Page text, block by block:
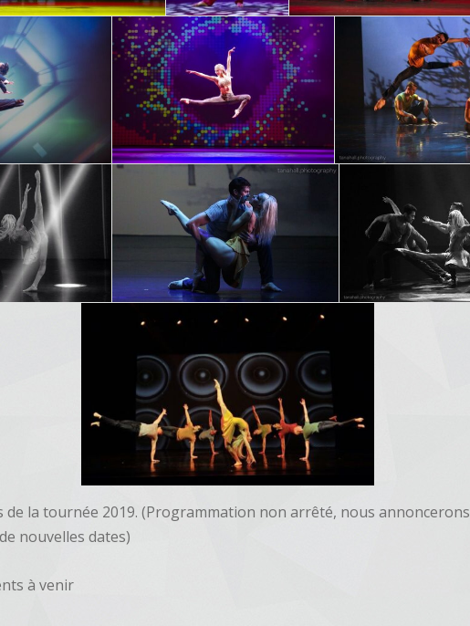
de la tournée 2019. (Programmation non arrêté, nous annoncerons
nouvelles dates)
à venir